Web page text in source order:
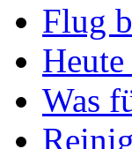
Flug
Was